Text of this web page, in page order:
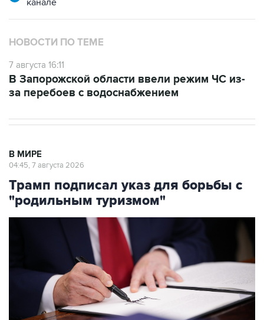
НОВОСТИ ПО ТЕМЕ
7 августа 16:11
за перебоев с водоснабжением
Трамп подписал указ для борьбы с
"родильным туризмом"